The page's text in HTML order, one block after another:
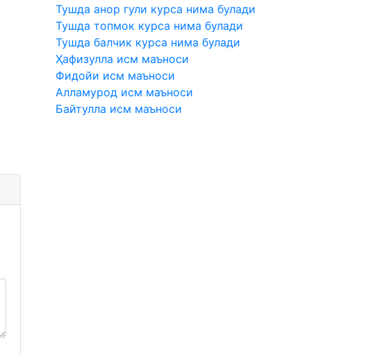
Тушда анор гули курса нима булади
Тушда топмок курса нима булади
Тушда балчик курса нима булади
Ҳафизулла исм маъноси
Фидойи исм маъноси
Алламурод исм маъноси
Байтулла исм маъноси